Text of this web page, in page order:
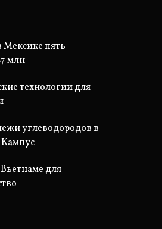
пять
млн
технологии для
углеводородов в
Кампус
для